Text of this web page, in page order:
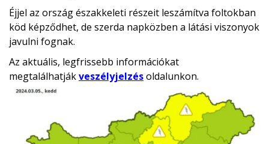
Éjjel az ország északkeleti részeit leszámítva foltokban
köd képződhet, de szerda napközben a látási viszonyok
javulni fognak.
Az aktuális, legfrissebb információkat
megtalálhatjákveszélyjelzésoldalunkon.